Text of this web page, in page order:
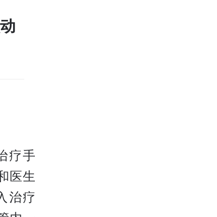
疗手
医生
治疗